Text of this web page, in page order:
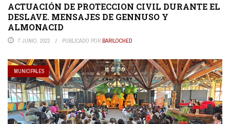
ACTUACIÓN DE PROTECCION CIVIL DURANTE EL
DESLAVE. MENSAJES DE GENNUSO Y
ALMONACID
7 JUNIO, 2022 PUBLICADO POR BARILOCHED
MUNICIPALES